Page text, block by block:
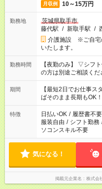
月収例 10～15万円
勤務地
茨城県取手市
藤代駅 / 新取手駅 /
介護施設 ※ご自宅
いたします。
勤務時間
【夜勤のみ】 ▽シフト例 22:00～翌07:00(休憩60分) ★日勤希望
の方は別途ご相談く
ワークはNG
期間
【最短2日でお仕事ス
ばそのまま長期もOK！
特徴 日払いOK / 履歴書不要
服装自由 / シフト勤務
ソコンスキル不要
気になる！
掲載元企業名 株式会